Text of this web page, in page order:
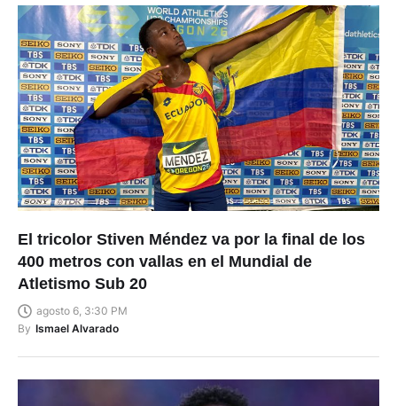
El tricolor Stiven Méndez va por la final de los
400 metros con vallas en el Mundial de
Atletismo Sub 20
agosto 6, 3:30 PM
By Ismael Alvarado